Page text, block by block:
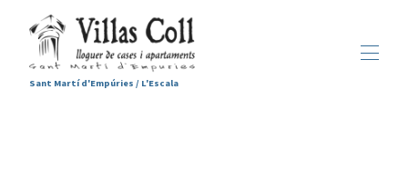
Sant Martí d'Empúries / L'Escala